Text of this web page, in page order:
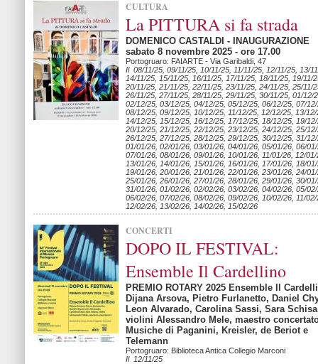
CULTURA
La PITTURA si fa strada
DOMENICO CASTALDI - INAUGURAZIONE
sabato 8 novembre 2025 - ore 17.00
Portogruaro: FAIARTE - Via Garibaldi, 47
Il 08/11/25, 09/11/25, 10/11/25, 11/11/25, 12/11/25, 13/
14/11/25, 15/11/25, 16/11/25, 17/11/25, 18/11/25, 19/11/
20/11/25, 21/11/25, 22/11/25, 23/11/25, 24/11/25, 25/11/
26/11/25, 27/11/25, 28/11/25, 29/11/25, 30/11/25, 01/12/
02/12/25, 03/12/25, 04/12/25, 05/12/25, 06/12/25, 07/
08/12/25, 09/12/25, 10/12/25, 11/12/25, 12/12/25, 13/12/
14/12/25, 15/12/25, 16/12/25, 17/12/25, 18/12/25, 19/
20/12/25, 21/12/25, 22/12/25, 23/12/25, 24/12/25, 25/
26/12/25, 27/12/25, 28/12/25, 29/12/25, 30/12/25, 31/
01/01/26, 02/01/26, 03/01/26, 04/01/26, 05/01/26, 06/
07/01/26, 08/01/26, 09/01/26, 10/01/26, 11/01/26, 12/01/
13/01/26, 14/01/26, 15/01/26, 16/01/26, 17/01/26, 18/
19/01/26, 20/01/26, 21/01/26, 22/01/26, 23/01/26, 24/
25/01/26, 26/01/26, 27/01/26, 28/01/26, 29/01/26, 30/
31/01/26, 01/02/26, 02/02/26, 03/02/26, 04/02/26, 05/
06/02/26, 07/02/26, 08/02/26, 09/02/26, 10/02/26, 11/02/
12/02/26, 13/02/26, 14/02/26, 15/02/26
CONCERTI
DOPO IL FESTIVAL:
Ensemble Il Cardellino
PREMIO ROTARY 2025 Ensemble Il
Dijana Arsova, Pietro Furlanetto, Daniel
Leon Alvarado, Carolina Sassi, Sara
violini Alessandro Mele, maestro
Musiche di Paganini, Kreisler, de Beriot e
Telemann
Portogruaro: Biblioteca Antica Collegio Marconi
Il 12/11/25